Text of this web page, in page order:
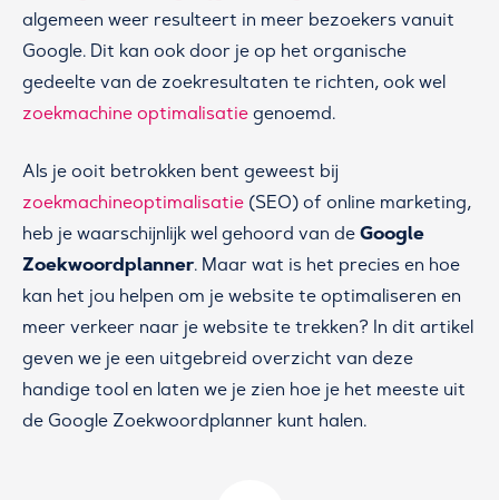
algemeen weer resulteert in meer bezoekers vanuit
Google. Dit kan ook door je op het organische
gedeelte van de zoekresultaten te richten, ook wel
zoekmachine optimalisatie genoemd.
Als je ooit betrokken bent geweest bij
zoekmachineoptimalisatie (SEO) of online marketing,
heb je waarschijnlijk wel gehoord van de Google
Zoekwoordplanner. Maar wat is het precies en hoe
kan het jou helpen om je website te optimaliseren en
meer verkeer naar je website te trekken? In dit artikel
geven we je een uitgebreid overzicht van deze
handige tool en laten we je zien hoe je het meeste uit
de Google Zoekwoordplanner kunt halen.